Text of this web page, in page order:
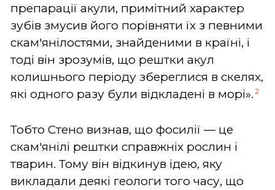
препарації акули, примітний характер
зубів змусив його порівняти їх з певними
скам'янілостями, знайденими в країні, і
тоді він зрозумів, що рештки акул
колишнього періоду збереглися в скелях,
які одного разу були відкладені в морі». 2
Тобто Стено визнав, що фосилії — це
скам'янілі рештки справжніх рослин і
тварин. Тому він відкинув ідею, яку
викладали деякі геологи того часу, що